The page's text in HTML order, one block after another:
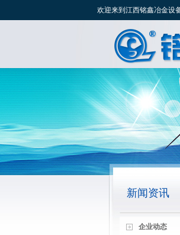
欢迎来到江西铭鑫冶金设
新闻资讯
企业动态